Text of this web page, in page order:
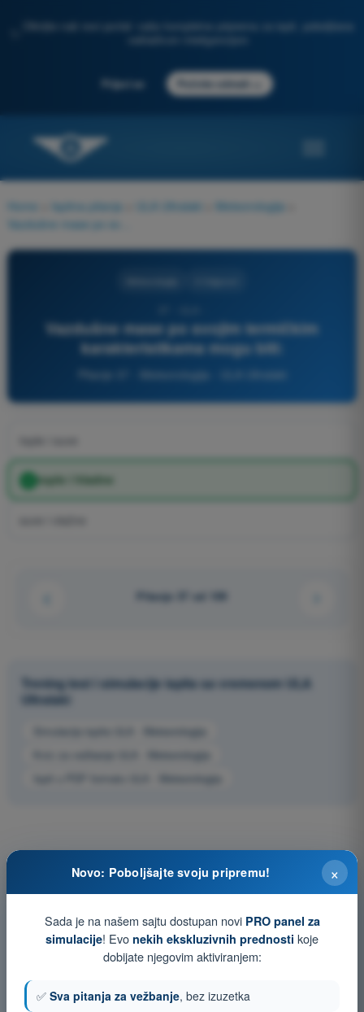
Otkrijte naš novi portal: vaša kompletna priprema za ispit, poboljšana
Prijavi se Počnite odmah
Home Ispitna pitanja ULA Ultralaki Meteorologija
Vazdušne mase po svojim termičkim
karakteristikama mogu biti:
tople i hladne
Pitanje 37 od 109
Trening test i simulacije ispita sa vremenom ULA
Ultralaki
Simulacija ispita ULA - Meteorologija
Kviz za vežbanje ULA - Meteorologija
Ispit u PDF formatu ULA - Meteorologija
×
Novo: Poboljšajte svoju pripremu!
Sada je na našem sajtu dostupan novi PRO panel za
simulacije! Evo nekih ekskluzivnih prednosti koje
dobijate njegovim aktiviranjem:
✅ Sva pitanja za vežbanje, bez izuzetka